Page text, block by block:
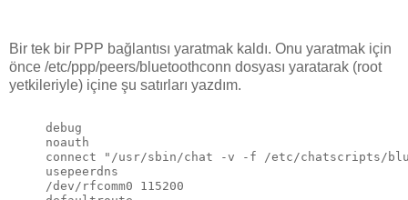
Bir tek bir PPP bağlantısı yaratmak kaldı. Onu yaratmak için
önce /etc/ppp/peers/bluetoothconn dosyası yaratarak (root
yetkileriyle) içine şu satırları yazdım.
debug
noauth
connect "/usr/sbin/chat -v -f /etc/chatscripts/
usepeerdns
/dev/rfcomm0 115200